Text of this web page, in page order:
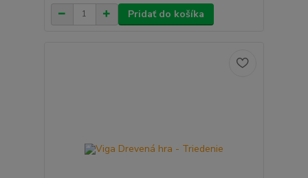
Pridať do košíka